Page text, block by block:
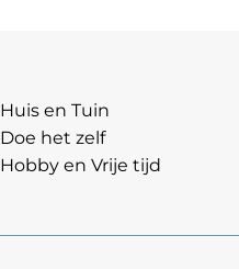
Huis en Tuin
Doe het zelf
Hobby en Vrije tijd